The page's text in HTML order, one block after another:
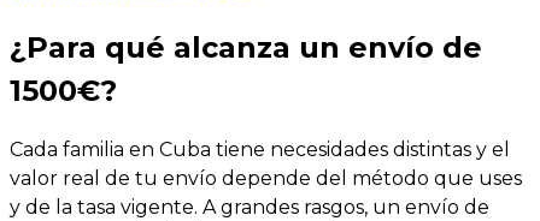
¿Para qué alcanza un envío de
1500€?
Cada familia en Cuba tiene necesidades distintas y el
valor real de tu envío depende del método que uses
y de la tasa vigente. A grandes rasgos, un envío de